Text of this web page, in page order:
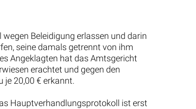
Beleidigung erlassen und darin
seine damals getrennt von ihm
Angeklagten hat das Amtsgericht
erachtet und gegen den
je 20,00 € erkannt.
Hauptverhandlungsprotokoll ist erst